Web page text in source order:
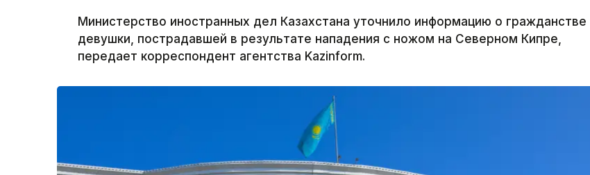
Министерство иностранных дел Казахстана уточнило информацию о гражданстве
девушки, пострадавшей в результате нападения с ножом на Северном Кипре,
передает корреспондент агентства Kazinform.